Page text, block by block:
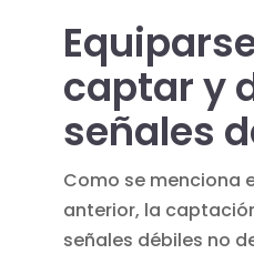
captar y
señales
Como se menciona
anterior, la
señales débiles no